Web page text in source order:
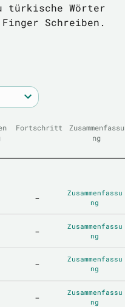
türkische Wörter
Schreiben.
Fortschritt
Zusammenfassu
ng
-
Zusammenfassu
ng
-
Zusammenfassu
ng
-
Zusammenfassu
ng
-
Zusammenfassu
ng